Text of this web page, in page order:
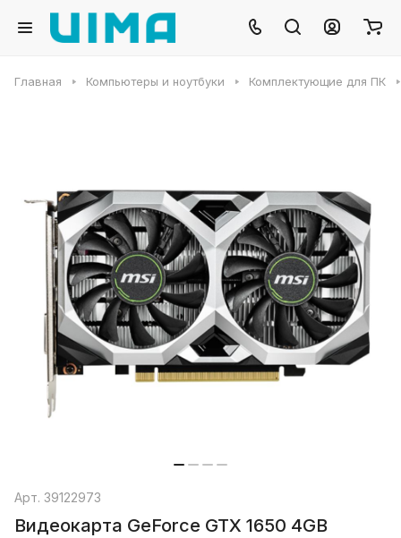
Главная Компьютеры и ноутбуки Комплектующие для ПК
Арт. 39122973
Видеокарта GeForce GTX 1650 4GB